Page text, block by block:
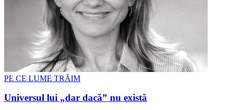
PE CE LUME TRĂIM
Universul lui „dar dacă” nu există